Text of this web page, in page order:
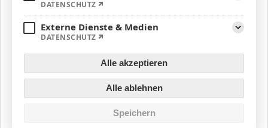
KARRIERE ALS KÄLTETECHNIKER
Aktuelles & Jobangebote
Sie sind interessiert an Kältetechnik und wollen in
einem innovativen Traditionsunternehmen arbeiten?
Wir möchten Sie mit unserem Imagefilm dazu
animieren und Ihnen die aktuellen Jobangebote
DATENSCHUTZ
Externe Dienste & Medien
DATENSCHUTZ
Alle akzeptieren
Alle ablehnen
Speichern